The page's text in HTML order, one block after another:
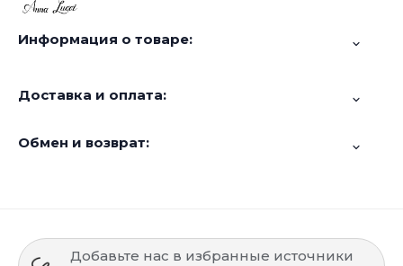
Информация о товаре:
Доставка и оплата:
Обмен и возврат:
Добавьте нас в избранные источники